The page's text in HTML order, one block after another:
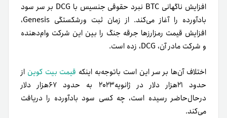
افزایش ناگهانی BTC نبرد حقوقی جنسیس با DCG بر سر سود
بادآورده را آغاز می‌کند. از زمان ثبت ورشکستگی Genesis،
افزایش قیمت رمزارزها جرقه‌ جنگ را بین این شرکت وام‌دهنده
و شرکت مادر آن، DCG، زده است.
اختلاف آن‌ها بر سر این است باتوجه‌به اینکه قیمت بیت ‌کوین از
حدود ۲۱هزار دلار در ژانویه‌۲۰۲۳ به حدود ۶۷هزار دلار
در‌حال‌حاضر رسیده است، چه کسی سود بادآورده را دریافت
می‌کند.